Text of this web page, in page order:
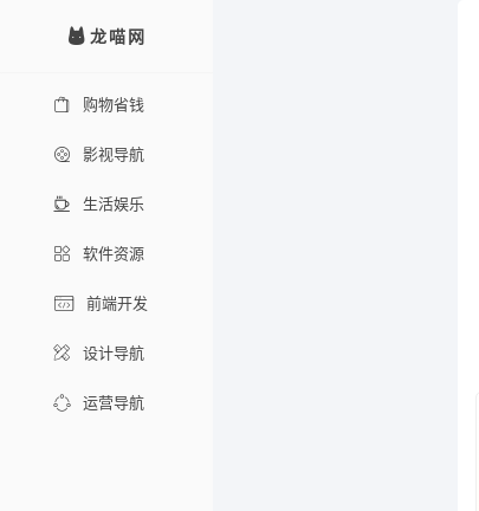
龙喵网
购物省钱
影视导航
生活娱乐
软件资源
前端开发
设计导航
运营导航